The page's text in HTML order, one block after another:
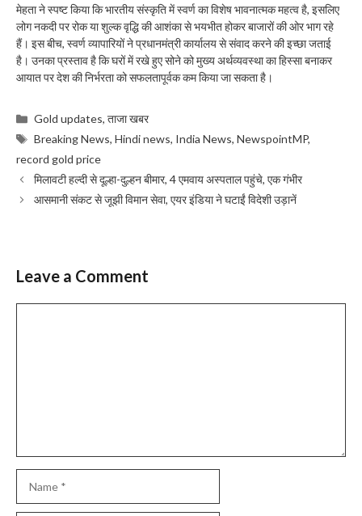
मेहता ने स्पष्ट किया कि भारतीय संस्कृति में स्वर्ण का विशेष भावनात्मक महत्व है, इसलिए
लोग नकदी पर रोक या शुल्क वृद्धि की आशंका से भयभीत होकर बाजारों की ओर भाग रहे
हैं। इस बीच, स्वर्ण व्यापारियों ने प्रधानमंत्री कार्यालय से संवाद करने की इच्छा जताई
है। उनका प्रस्ताव है कि घरों में रखे हुए सोने को मुख्य अर्थव्यवस्था का हिस्सा बनाकर
आयात पर देश की निर्भरता को सफलतापूर्वक कम किया जा सकता है।
Categories
Gold updates,ताजा खबर
Tags
Breaking News,Hindi news, India News,NewspointMP,
record gold price
मिलावटी हल्दी से दूल्हा-दुल्हन बीमार, 4 एमवाय अस्पताल पहुंचे, एक गंभीर
आसमानी संकट से जूझी विमान सेवा, एयर इंडिया ने घटाईं विदेशी उड़ानें
Leave a Comment